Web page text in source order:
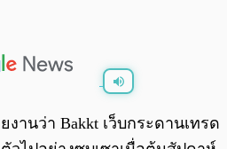
งานว่า Bakkt เว็บกระดานเทรด